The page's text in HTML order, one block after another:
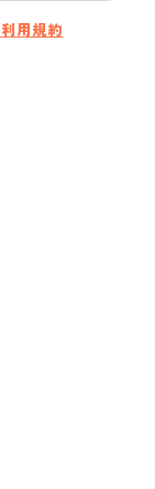
利用規約